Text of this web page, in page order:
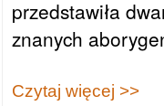
przedstawiła
znanych
Czytaj więcej >>